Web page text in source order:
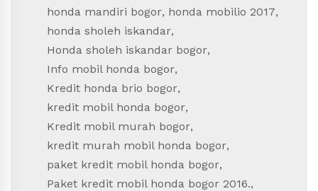
honda mandiri bogor, honda mobilio 2017,
honda sholeh iskandar,
Honda sholeh iskandar bogor,
Info mobil honda bogor,
Kredit honda brio bogor,
kredit mobil honda bogor,
Kredit mobil murah bogor,
kredit murah mobil honda bogor,
paket kredit mobil honda bogor,
Paket kredit mobil honda bogor 2016.,